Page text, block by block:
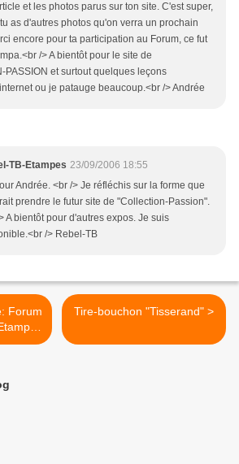
et les photos parus sur ton site. C'est super,
as d'autres photos qu'on verra un prochain
encore pour ta participation au Forum, ce fut
/> A bientôt pour le site de
PASSION et surtout quelques leçons
ou je patauge beaucoup.<br /> Andrée
TB-Etampes 23/09/2006 18:55
Andrée. <br /> Je réfléchis sur la forme que
prendre le futur site de "Collection-Passion".
A bientôt pour d'autres expos. Je suis
/> Rebel-TB
Tire-bouchon "Tisserand" >